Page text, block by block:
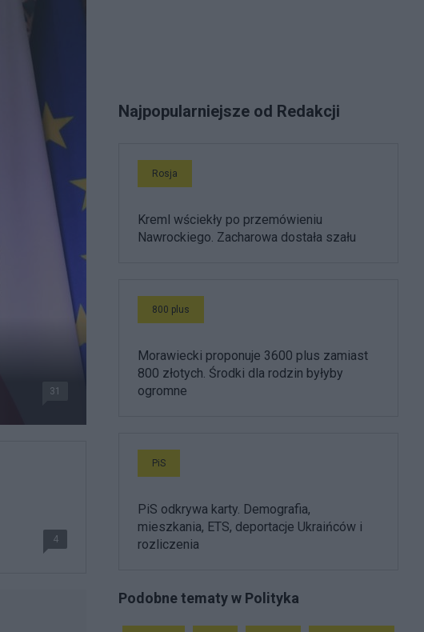
31
4
Najpopularniejsze od Redakcji
Rosja
Kreml wściekły po przemówieniu
Nawrockiego. Zacharowa dostała szału
800 plus
Morawiecki proponuje 3600 plus zamiast
800 złotych. Środki dla rodzin byłyby
ogromne
PiS
PiS odkrywa karty. Demografia,
mieszkania, ETS, deportacje Ukraińców i
rozliczenia
Podobne tematy w Polityka